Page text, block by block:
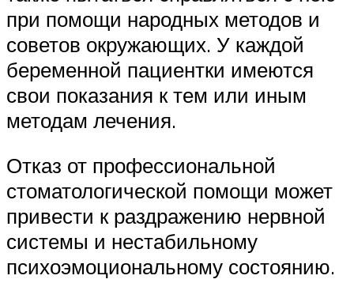
при помощи народных методов и
советов окружающих. У каждой
беременной пациентки имеются
свои показания к тем или иным
методам лечения.
Отказ от профессиональной
стоматологической помощи может
привести к раздражению нервной
системы и нестабильному
психоэмоциональному состоянию.